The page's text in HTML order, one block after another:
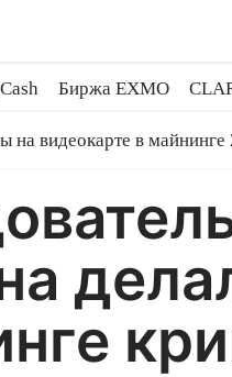
Биржа EXMO
на видеокарте в майнинге